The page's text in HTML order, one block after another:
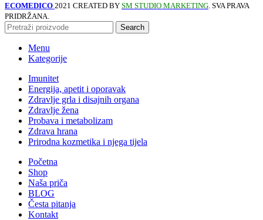
ECOMEDICO 2021 CREATED BY SM STUDIO MARKETING . SVA PRAVA
PRIDRŽANA.
Search
Menu
Kategorije
Imunitet
Energija, apetit i oporavak
Zdravlje grla i disajnih organa
Zdravlje žena
Probava i metabolizam
Zdrava hrana
Prirodna kozmetika i njega tijela
Početna
Shop
Naša priča
BLOG
Česta pitanja
Kontakt